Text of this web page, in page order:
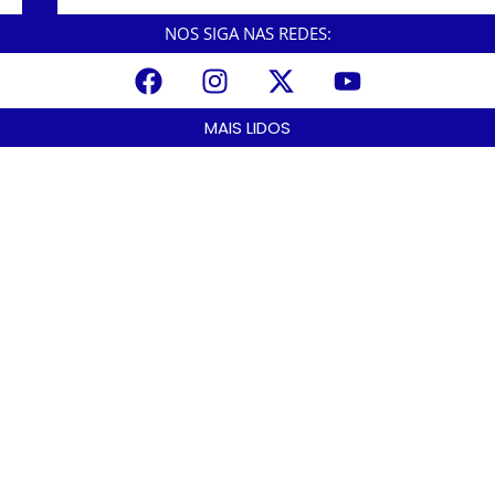
NOS SIGA NAS REDES:
MAIS LIDOS